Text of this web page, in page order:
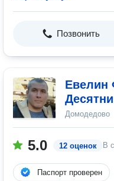
Позвонить
Евелин
Домодедово
5.0 12 оценок В
Паспорт проверен